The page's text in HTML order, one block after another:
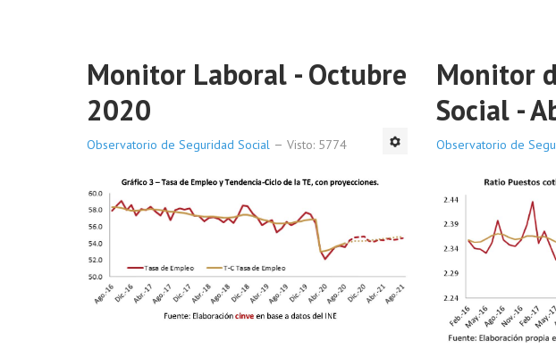
Monitor Laboral - Octubre
2020
Observatorio de Seguridad Social Visto: 5774
Monitor
Social -
Observatorio de